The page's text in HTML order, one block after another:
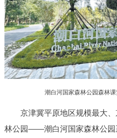
政务服务
个人服务 法人
便民服务 利企
中介服务 阳光
政民互动
潮白河国家森林公园森林
京津冀平原地区规模最大
林公园——潮白河国家森林公园